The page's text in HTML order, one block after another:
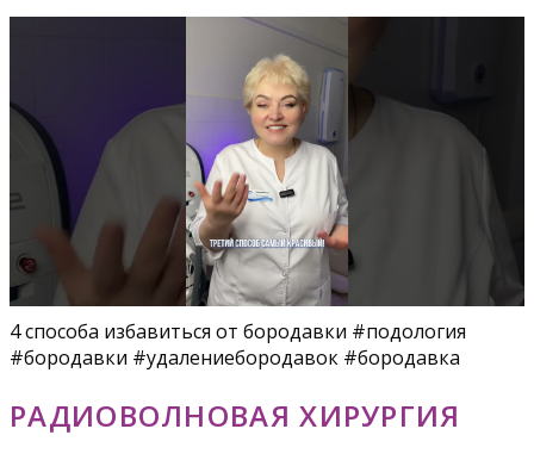
4 способа избавиться от бородавки #подология
#бородавки #удалениебородавок #бородавка
РАДИОВОЛНОВАЯ ХИРУРГИЯ